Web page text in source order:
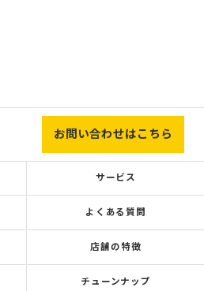
お問い合わせはこちら
サービス
よくある質問
店舗の特徴
チューンナップ